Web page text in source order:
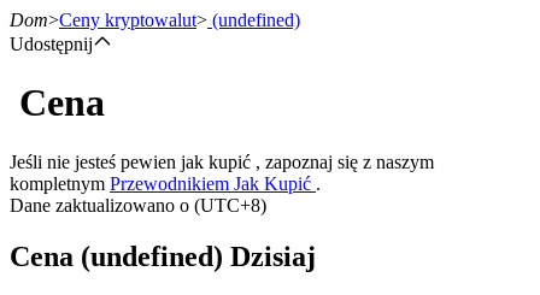
Kontrakty terminowe
Dom>Ceny kryptowalut> (undefined)
Udostępnij
Cena
Jeśli nie jesteś pewien jak kupić , zapoznaj się z naszym
kompletnym Przewodnikiem Jak Kupić .
Dane zaktualizowano o (UTC+8)
Cena (undefined) Dzisiaj